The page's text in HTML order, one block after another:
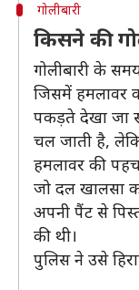
गोलीबारी
किसने की
गोलीबारी के
जिसमें हमलावर
पकड़ते देखा जा
चल जाती है,
हमलावर की
जो दल खालसा
अपनी पैंट से
की थी।
पुलिस ने उसे